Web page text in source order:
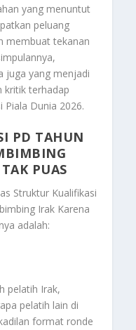
yang menuntut
peluang
membuat tekanan
juga yang menjadi
kritik terhadap
Dunia 2026.
PD TAHUN
PUAS
Struktur Kualifikasi
Irak Karena
adalah:
pelatih Irak,
pelatih lain di
format ronde